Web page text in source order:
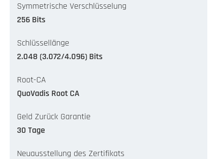
Symmetrische Verschlüsselung
256 Bits
Schlüssellänge
2.048 (3.072/4.096) Bits
Root-CA
QuoVadis Root CA
Geld Zurück Garantie
30 Tage
Neuausstellung des Zertifikats